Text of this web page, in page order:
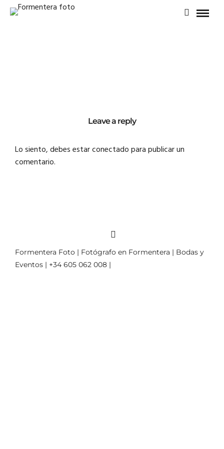
Leave a reply
Lo siento, debes estarconectadopara publicar un
comentario.
Formentera Foto | Fotógrafo en Formentera | Bodas y
Eventos | +34 605 062 008 |